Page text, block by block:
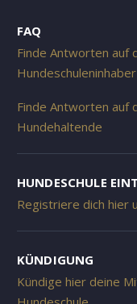
FAQ
Finde Antworten auf
Hundeschuleninhaber
Finde Antworten auf
Hundehaltende
HUNDESCHULE
Registriere dich hier
KÜNDIGUNG
Kündige hier deine